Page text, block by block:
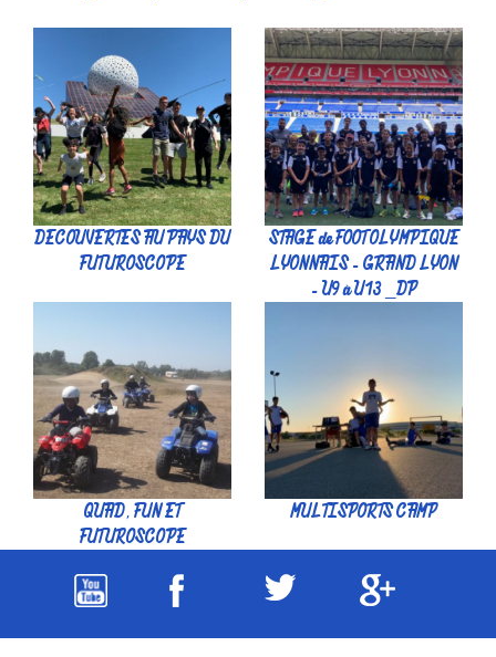
DECOUVERTES AU PAYS DU
FUTUROSCOPE
STAGE de FOOT OLYMPIQUE
LYONNAIS - GRAND LYON
- U9 à U13 _DP
QUAD, FUN ET
FUTUROSCOPE
MULTISPORTS CAMP